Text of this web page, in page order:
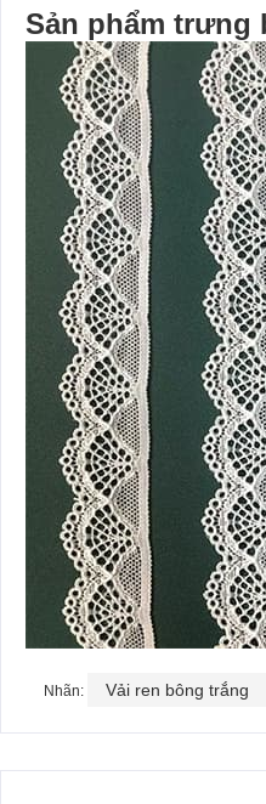
Sản phẩm trưng
Nhãn: Vải ren bông trắng